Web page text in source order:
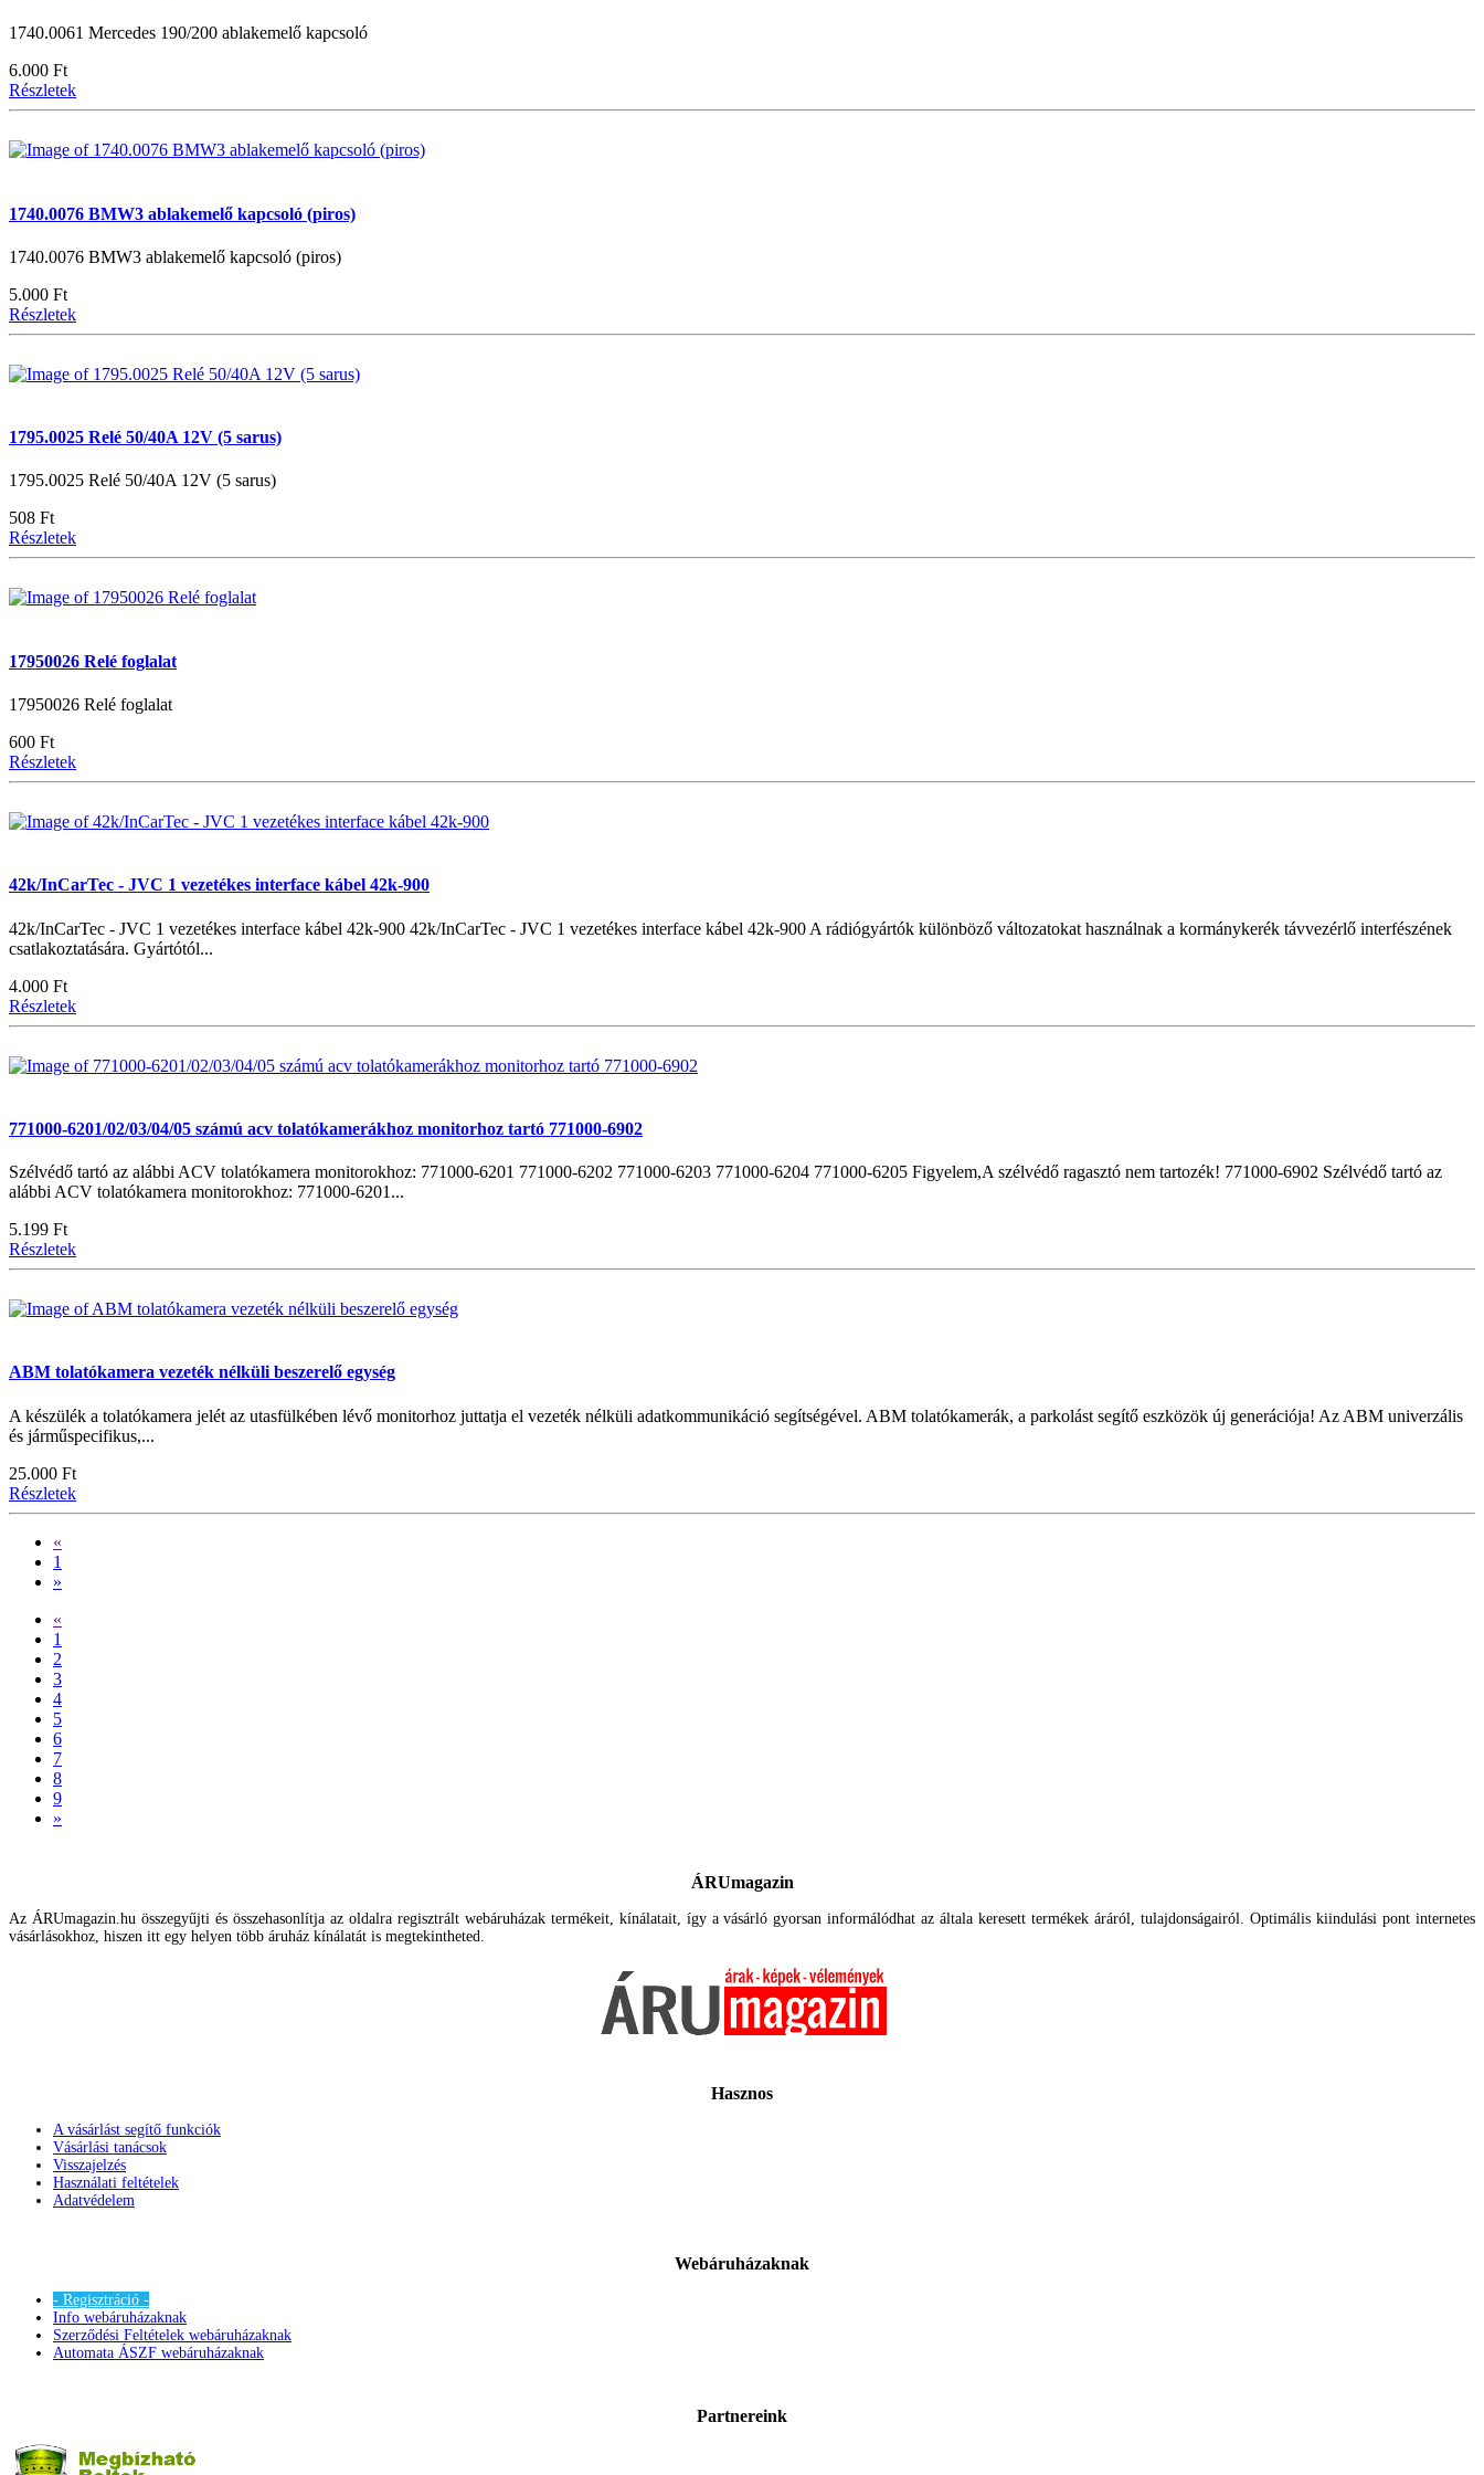
1740.0061 Mercedes 190/200 ablakemelő kapcsoló
6.000 Ft
Részletek
1740.0076 BMW3 ablakemelő kapcsoló (piros)
1740.0076 BMW3 ablakemelő kapcsoló (piros)
5.000 Ft
Részletek
1795.0025 Relé 50/40A 12V (5 sarus)
1795.0025 Relé 50/40A 12V (5 sarus)
508 Ft
Részletek
17950026 Relé foglalat
17950026 Relé foglalat
600 Ft
Részletek
42k/InCarTec - JVC 1 vezetékes interface kábel 42k-900
42k/InCarTec - JVC 1 vezetékes interface kábel 42k-900 42k/InCarTec - JVC 1 vezetékes interface kábel 42k-900 A rádiógyártók különböző változatokat használnak a kormánykerék távvezérlő interfészének
csatlakoztatására. Gyártótól...
4.000 Ft
Részletek
771000-6201/02/03/04/05 számú acv tolatókamerákhoz monitorhoz tartó 771000-6902
Szélvédő tartó az alábbi ACV tolatókamera monitorokhoz: 771000-6201 771000-6202 771000-6203 771000-6204 771000-6205 Figyelem,A szélvédő ragasztó nem tartozék! 771000-6902 Szélvédő tartó az
alábbi ACV tolatókamera monitorokhoz: 771000-6201...
5.199 Ft
Részletek
ABM tolatókamera vezeték nélküli beszerelő egység
A készülék a tolatókamera jelét az utasfülkében lévő monitorhoz juttatja el vezeték nélküli adatkommunikáció segítségével. ABM tolatókamerák, a parkolást segítő eszközök új generációja! Az ABM univerzális
és járműspecifikus,...
25.000 Ft
Részletek
«
1
»
«
1
2
3
4
5
6
7
8
9
»
ÁRUmagazin
Az ÁRUmagazin.hu összegyűjti és összehasonlítja az oldalra regisztrált webáruházak termékeit, kínálatait, így a vásárló gyorsan informálódhat az általa keresett termékek áráról, tulajdonságairól. Optimális kiindulási pont internetes
vásárlásokhoz, hiszen itt egy helyen több áruház kínálatát is megtekintheted.
Hasznos
A vásárlást segítő funkciók
Vásárlási tanácsok
Visszajelzés
Használati feltételek
Adatvédelem
Webáruházaknak
- Regisztráció -
Info webáruházaknak
Szerződési Feltételek webáruházaknak
Automata ÁSZF webáruházaknak
Partnereink